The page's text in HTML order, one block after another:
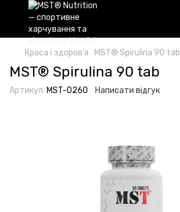
Краса і здоров’я MST® Spirulina 90 tab
MST® Spirulina 90 tab
Артикул: MST-0260 Написати відгук